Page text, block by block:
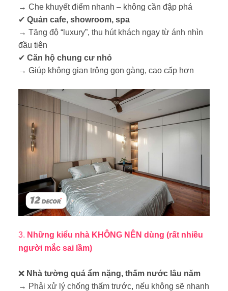
→ Che khuyết điểm nhanh – không cần đập phá
✔ Quán cafe, showroom, spa
→ Tăng độ “luxury”, thu hút khách ngay từ ánh nhìn
đầu tiên
✔ Căn hộ chung cư nhỏ
→ Giúp không gian trông gọn gàng, cao cấp hơn
3. Những kiểu nhà KHÔNG NÊN dùng (rất nhiều
người mắc sai lầm)
❌ Nhà tường quá ẩm nặng, thấm nước lâu năm
→ Phải xử lý chống thấm trước, nếu không sẽ nhanh